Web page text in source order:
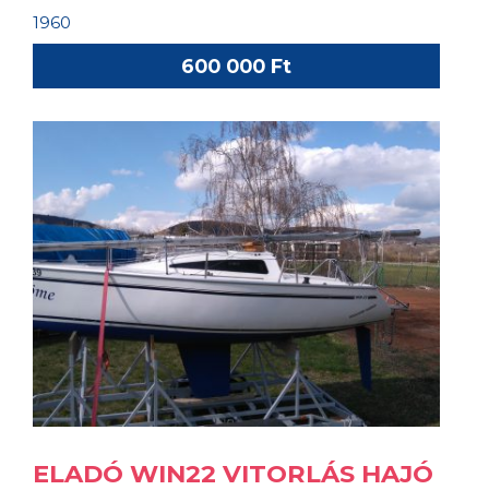
1960
600 000 Ft
ELADÓ WIN22 VITORLÁS HAJÓ